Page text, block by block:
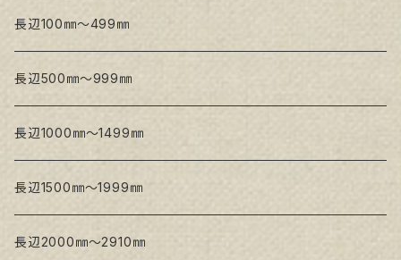
Snow White SPC(中目)
Snow White SPC(中目)
Snow White SLA(中目)
Snow White SLA(中目)
Snow White SLH(中太目)
Snow White SPC(中目)
トークロ イエロー
生キャンバス
長辺100㎜～499㎜
長辺500㎜～999㎜
長辺1000㎜～1499㎜
長辺1500㎜～1999㎜
長辺2000㎜～2910㎜